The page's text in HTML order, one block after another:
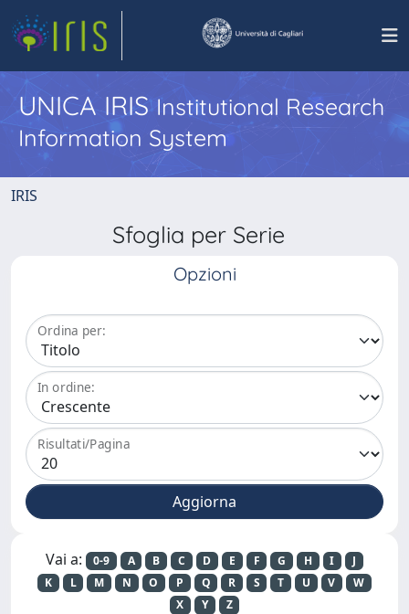
UNICA IRISInstitutional Research
Information System
IRIS
Sfoglia per Serie
Opzioni
Ordina per:
In ordine:
Risultati/Pagina
Vai a: 0-9 A B C D E F G H I
J
K
L M N O P Q R S T U V
W
X
Y Z